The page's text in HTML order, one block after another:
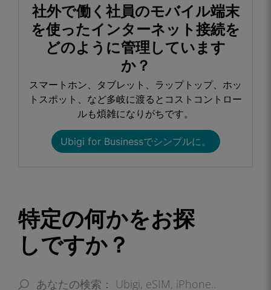
社外で働く社員のモバイル端末
を使ったインターネット接続を
どのように管理しています
か？​
スマートホン、タブレット、ラップトップ、ホッ
トスポット、など多岐に渡るとコストコントロー
ルも煩雑になりがちです。​
Ubigi for Businessでシンプルに。​
特定の何かをお探
しですか？